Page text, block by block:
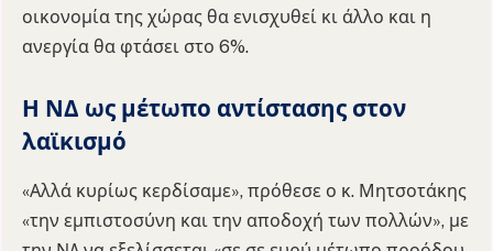
οικονομία της χώρας θα ενισχυθεί κι άλλο και η
ανεργία θα φτάσει στο 6%.
Η ΝΔ ως μέτωπο αντίστασης στον
λαϊκισμό
«Αλλά κυρίως κερδίσαμε», πρόθεσε ο κ. Μητσοτάκης
«την εμπιστοσύνη και την αποδοχή των πολλών», με